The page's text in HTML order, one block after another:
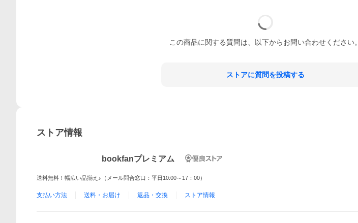
この商品に関する質問は、以下からお問い合わせください。
ストアに質問を投稿する
ストア情報
bookfanプレミアム
送料無料！幅広い品揃え♪（メール問合窓口：平日10:00～17：00）
支払い方法 送料・お届け 返品・交換 ストア情報